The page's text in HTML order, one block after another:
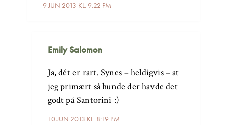
9 JUN 2013 KL. 9:22 PM
Emily Salomon
10 JUN 2013 KL. 8:19 PM
Ja, dét er rart. Synes – heldigvis – at
jeg primært så hunde der havde det
godt på Santorini :)